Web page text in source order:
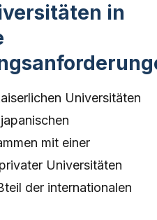
in
Universitäten
mit einer
Universitäten
der internationalen